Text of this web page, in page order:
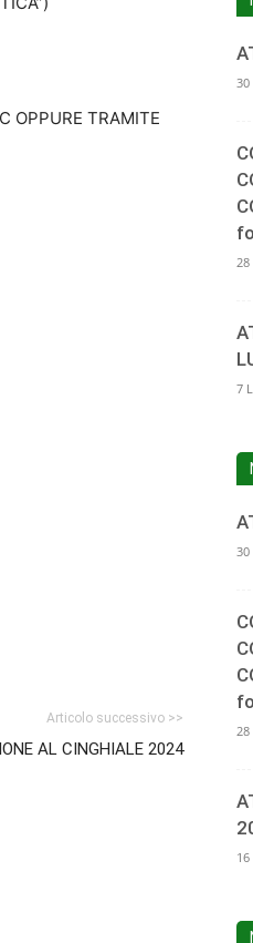
OPPURE TRAMITE
Articolo successivo >>
AL CINGHIALE 2024
30
28
7
30
28